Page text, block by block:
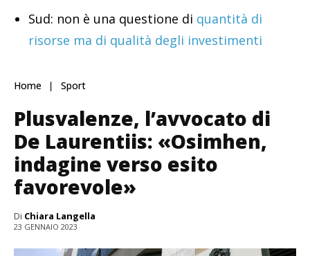
Sud: non è una questione di quantità di
risorse ma di qualità degli investimenti
Home Sport
Plusvalenze, l’avvocato di
De Laurentiis: «Osimhen,
indagine verso esito
favorevole»
Di Chiara Langella
23 GENNAIO 2023